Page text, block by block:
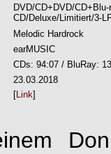
DVD/CD+DVD/CD+Blu-
CD/Deluxe/Limitiert/3-
Melodic Hardrock
earMUSIC
CDs: 94:07 / BluRay:
23.03.2018
[Link]